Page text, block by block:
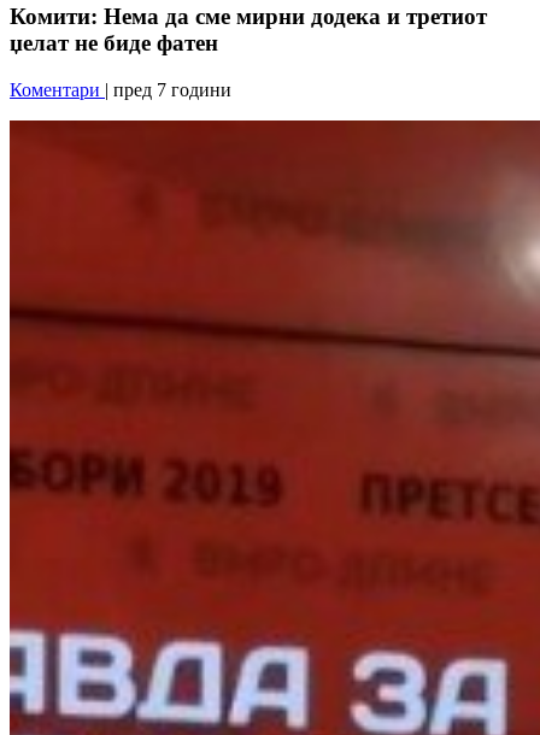
Комити: Нема да сме мирни додека и третиот
џелат не биде фатен
Коментари | пред 7 години